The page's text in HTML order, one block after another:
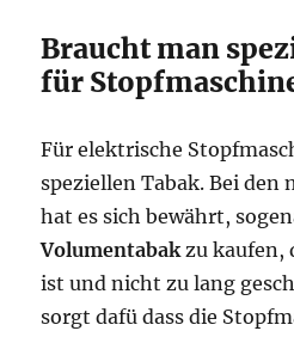
Braucht man
für
Für elektrische
speziellen Tabak. Bei den
hat es sich bewährt,
Volumentabakzu kaufen,
ist und nicht zu lang
sorgt dafü dass die